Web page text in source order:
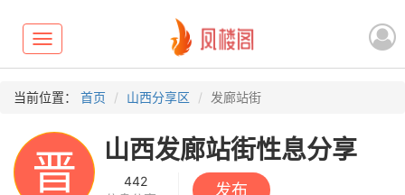
Toggle
navigation
当前位置： 首页 山西分享区 发廊站街
晋 山西发廊站街性息分享
442
发布